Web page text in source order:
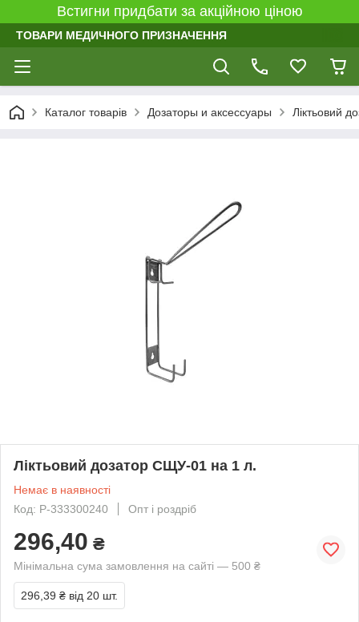
Встигни придбати за акційною ціною
ТОВАРИ МЕДИЧНОГО ПРИЗНАЧЕННЯ
Каталог товарів Дозаторы и аксессуары Ліктьовий
Ліктьовий дозатор СЩУ-01 на 1 л.
Немає в наявності
Код: P-333300240
Опт і роздріб
296,40 ₴
Мінімальна сума замовлення на сайті — 500 ₴
296,39 ₴ від 20 шт.